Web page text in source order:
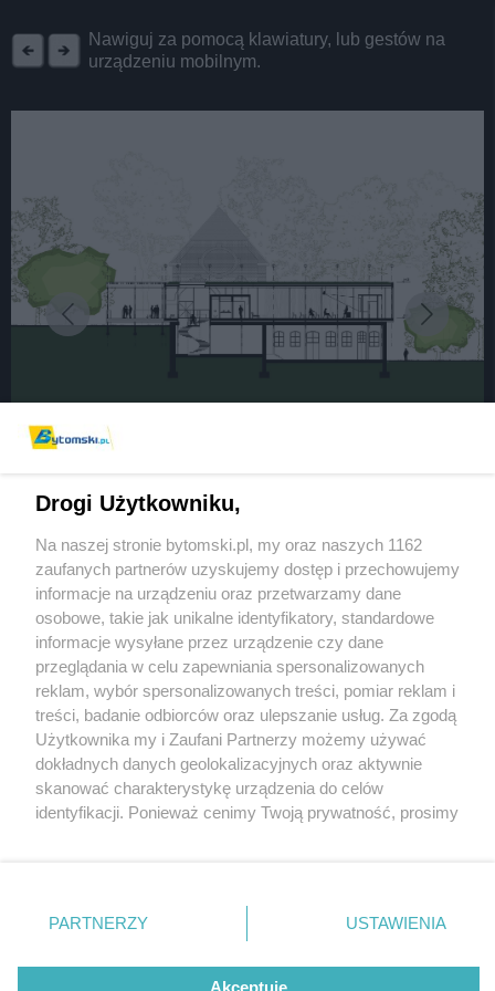
Nawiguj za pomocą klawiatury, lub gestów na
urządzeniu mobilnym.
Zabytkowy budynek bytomskiej oczyszczalni
ścieków “Śródmieście” zmieni się w nowoczesne
centrum edukacji i rekreacji
3 / 5
Koncepcja Medusa Group 2
Wydawca mediów lokalnych
Nie zapomnij
zapoznać się z:
polityką prywatności regulamin korzystania z portali
Twojemiasto
Piekary Śląskie
Chorzów
Tarnowskie Góry
Gliwice
Skontakuj sięz nami
Kontakt
Wydawca
Pogoda
Drogi Użytkowniku,
Na naszej stronie bytomski.pl, my oraz naszych 1162
zaufanych partnerów uzyskujemy dostęp i przechowujemy
informacje na urządzeniu oraz przetwarzamy dane
osobowe, takie jak unikalne identyfikatory, standardowe
informacje wysyłane przez urządzenie czy dane
przeglądania w celu zapewniania spersonalizowanych
reklam, wybór spersonalizowanych treści, pomiar reklam i
treści, badanie odbiorców oraz ulepszanie usług. Za zgodą
Użytkownika my i Zaufani Partnerzy możemy używać
dokładnych danych geolokalizacyjnych oraz aktywnie
skanować charakterystykę urządzenia do celów
identyfikacji. Ponieważ cenimy Twoją prywatność, prosimy
prywatności znajdujący się w lewym dolnym rogu strony
. Niektóre rodzaje przetwarzania danych nie wymagają
zgody użytkownika, ale masz prawo sprzeciwić się
takiemu przetwarzaniu. Preferencje będą miały
PARTNERZY USTAWIENIA
Akceptuję